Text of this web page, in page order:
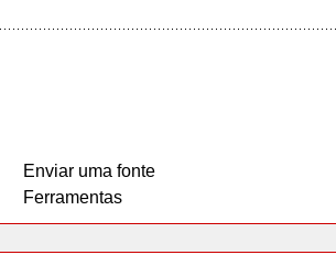
Enviar uma fonte
Ferramentas